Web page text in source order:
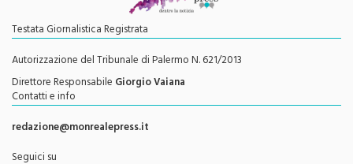
Testata Giornalistica Registrata
Autorizzazione del Tribunale di Palermo N. 621/2013
Direttore ResponsabileGiorgio Vaiana
Contatti e info
redazione@monrealepress.it